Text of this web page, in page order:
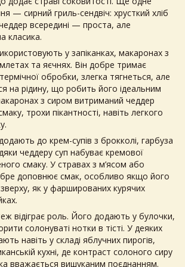
— сирний гриль-сендвіч: хрусткий хліб
всередині — проста, але
класика.
у запіканках, макаронах з
та яєчнях. Він добре тримає
обробки, злегка тягнеться, але
на рідину, що робить його ідеальним
з сиром витриманий чеддер
трохи пікантності, навіть легкого
до крем-супів з брокколі, гарбуза
чеддеру суп набуває кремової
смаку. У стравах з м’ясом або
доповнює смак, особливо якщо його
як у фаршированих курячих
відіграє роль. Його додають у булочки,
солонуваті нотки в тісті. У деяких
навіть у складі яблучних пирогів,
кухні, де контраст солоного сиру
вважається вишуканим поєднанням.